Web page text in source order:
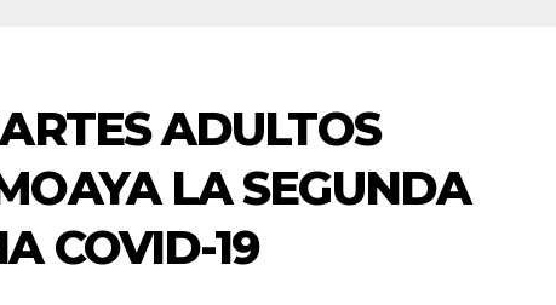
ADULTOS
LA SEGUNDA
COVID-19